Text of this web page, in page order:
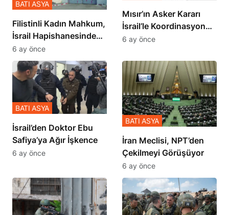
Filistinli Kadın Mahkum,
İsrail Hapishanesindeki
Zulmü Anlattı
BATI ASYA
6 ay önce
Mısır’ın Asker Kararı
İsrail’le Koordinasyon
İçinde Gerçekleşmiş
6 ay önce
İsrail’den Doktor Ebu
Safiya’ya Ağır İşkence
BATI ASYA
6 ay önce
İran Meclisi, NPT’den
Çekilmeyi Görüşüyor
BATI ASYA
6 ay önce